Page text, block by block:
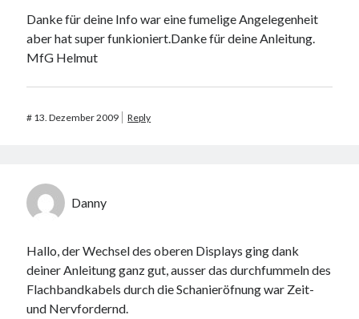
Danke für deine Info war eine fumelige Angelegenheit
aber hat super funkioniert.Danke für deine Anleitung.
MfG Helmut
# 13. Dezember 2009 Reply
Danny
Hallo, der Wechsel des oberen Displays ging dank
deiner Anleitung ganz gut, ausser das durchfummeln des
Flachbandkabels durch die Schanieröfnung war Zeit-
und Nervfordernd.